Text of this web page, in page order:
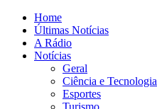
Home
Últimas Notícias
A Rádio
Notícias
Geral
Ciência e Tecnologia
Esportes
Turismo